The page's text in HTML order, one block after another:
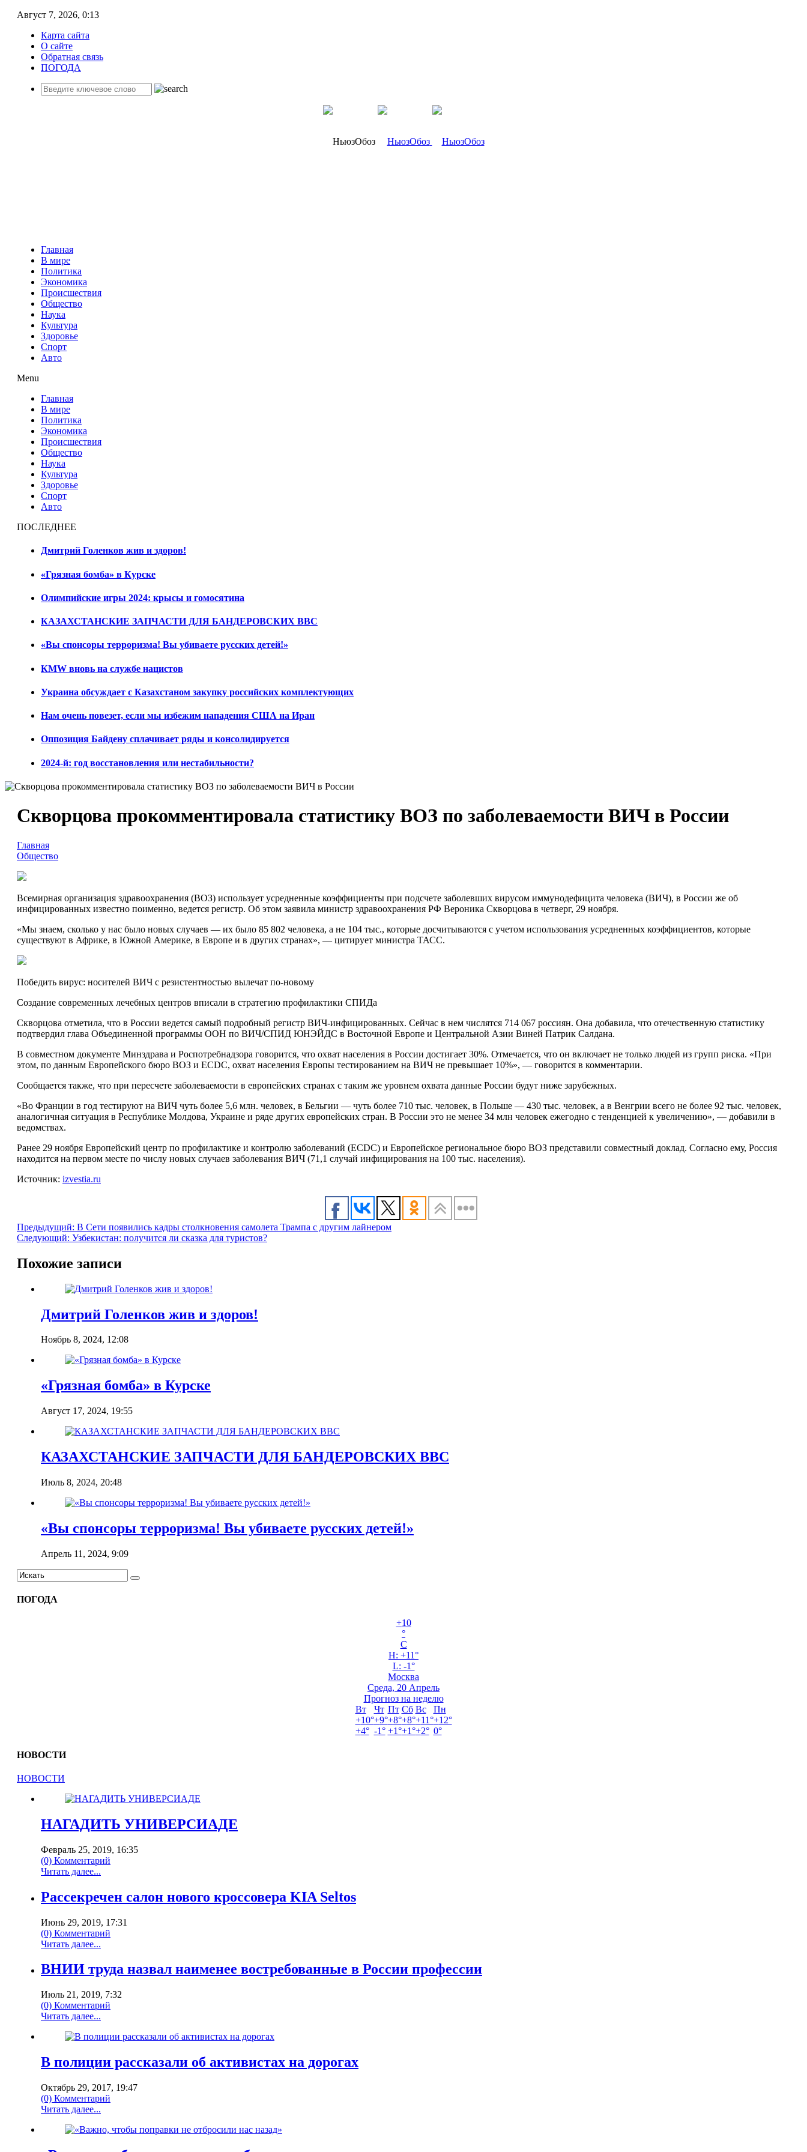
Август 7, 2026, 0:13
Карта сайта
О сайте
Обратная связь
ПОГОДА
Главная
В мире
Политика
Экономика
Происшествия
Общество
Наука
Культура
Здоровье
Спорт
Авто
Menu
Главная
В мире
Политика
Экономика
Происшествия
Общество
Наука
Культура
Здоровье
Спорт
Авто
ПОСЛЕДНЕЕ
Дмитрий Голенков жив и здоров!
«Грязная бомба» в Курске
Олимпийские игры 2024: крысы и гомосятина
КАЗАХСТАНСКИЕ ЗАПЧАСТИ ДЛЯ БАНДЕРОВСКИХ ВВС
«Вы спонсоры терроризма! Вы убиваете русских детей!»
КМW вновь на службе нацистов
Украина обсуждает с Казахстаном закупку российских комплектующих
Нам очень повезет, если мы избежим нападения США на Иран
Оппозиция Байдену сплачивает ряды и консолидируется
2024-й: год восстановления или нестабильности?
Скворцова прокомментировала статистику ВОЗ по заболеваемости ВИЧ в России
Главная
Общество
Всемирная организация здравоохранения (ВОЗ) использует усредненные коэффициенты при подсчете заболевших вирусом иммунодефицита человека (ВИЧ), в России же об
инфицированных известно поименно, ведется регистр. Об этом заявила министр здравоохранения РФ Вероника Скворцова в четверг, 29 ноября.
«Мы знаем, сколько у нас было новых случаев — их было 85 802 человека, а не 104 тыс., которые досчитываются с учетом использования усредненных коэффициентов, которые
существуют в Африке, в Южной Америке, в Европе и в других странах», — цитирует министра ТАСС.
Победить вирус: носителей ВИЧ с резистентностью вылечат по-новому
Создание современных лечебных центров вписали в стратегию профилактики СПИДа
Скворцова отметила, что в России ведется самый подробный регистр ВИЧ-инфицированных. Сейчас в нем числятся 714 067 россиян. Она добавила, что отечественную статистику
подтвердил глава Объединенной программы ООН по ВИЧ/СПИД ЮНЭЙДС в Восточной Европе и Центральной Азии Виней Патрик Салдана.
В совместном документе Минздрава и Роспотребнадзора говорится, что охват населения в России достигает 30%. Отмечается, что он включает не только людей из групп риска. «При
этом, по данным Европейского бюро ВОЗ и ECDC, охват населения Европы тестированием на ВИЧ не превышает 10%», — говорится в комментарии.
Сообщается также, что при пересчете заболеваемости в европейских странах с таким же уровнем охвата данные России будут ниже зарубежных.
«Во Франции в год тестируют на ВИЧ чуть более 5,6 млн. человек, в Бельгии — чуть более 710 тыс. человек, в Польше — 430 тыс. человек, а в Венгрии всего не более 92 тыс. человек,
аналогичная ситуация в Республике Молдова, Украине и ряде других европейских стран. В России это не менее 34 млн человек ежегодно с тенденцией к увеличению», — добавили в
ведомствах.
Ранее 29 ноября Европейский центр по профилактике и контролю заболеваний (ECDC) и Европейское региональное бюро ВОЗ представили совместный доклад. Согласно ему, Россия
находится на первом месте по числу новых случаев заболевания ВИЧ (71,1 случай инфицирования на 100 тыс. населения).
Источник: izvestia.ru
Предыдущий: В Сети появились кадры столкновения самолета Трампа с другим лайнером
Следующий: Узбекистан: получится ли сказка для туристов?
Похожие записи
Дмитрий Голенков жив и здоров!
Ноябрь 8, 2024, 12:08
«Грязная бомба» в Курске
Август 17, 2024, 19:55
КАЗАХСТАНСКИЕ ЗАПЧАСТИ ДЛЯ БАНДЕРОВСКИХ ВВС
Июль 8, 2024, 20:48
«Вы спонсоры терроризма! Вы убиваете русских детей!»
Апрель 11, 2024, 9:09
ПОГОДА
+10
°
C
H: +11°
L: -1°
Москва
Среда, 20 Апрель
Прогноз на неделю
Вт
Чт Пт Сб Вс
Пн
+10°+9°+8°+8°+11°+12°
+4° -1° +1°+1°+2° 0°
НОВОСТИ
НОВОСТИ
НАГАДИТЬ УНИВЕРСИАДЕ
Февраль 25, 2019, 16:35
(0) Комментарий
Читать далее...
Рассекречен салон нового кроссовера KIA Seltos
Июнь 29, 2019, 17:31
(0) Комментарий
Читать далее...
ВНИИ труда назвал наименее востребованные в России профессии
Июль 21, 2019, 7:32
(0) Комментарий
Читать далее...
В полиции рассказали об активистах на дорогах
Октябрь 29, 2017, 19:47
(0) Комментарий
Читать далее...